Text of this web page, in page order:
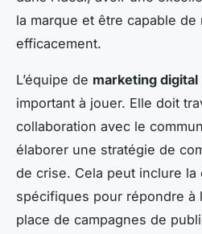
la marque et être capable
efficacement.
L’équipe de marketing digital
important à jouer. Elle doit
collaboration avec le
élaborer une stratégie de
de crise. Cela peut inclure
spécifiques pour répondre à
place de campagnes de